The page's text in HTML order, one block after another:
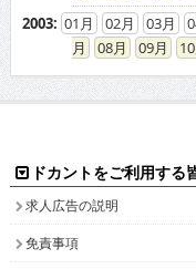
2003: 01 02 03
08
09 10
ドカントをご利用する
求人広告の説明
免責事項